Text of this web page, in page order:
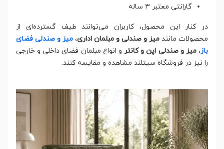
گارانتی معتبر ۳ ساله
در کنار این محصول، کاربران می‌توانند طیف گسترده‌ای از
محصولات مانند میز و صندلی و مبلمان اداری، میز و صندلی فضای
باز،میز و صندلی اپن و کانتر و انواع مبلمان فضای داخلی و خارجی
را نیز در فروشگاه سیتلند مشاهده و مقایسه کنند.